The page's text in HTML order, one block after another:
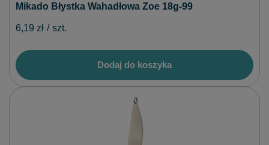
Mikado Błystka Wahadłowa Zoe 18g-99
6,19 zł / szt.
Dodaj do koszyka